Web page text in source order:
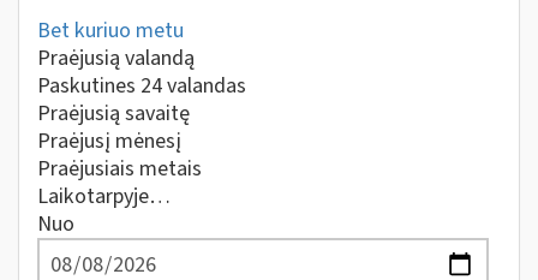
Bet kuriuo metu
Praėjusią valandą
Paskutines 24 valandas
Praėjusią savaitę
Praėjusį mėnesį
Praėjusiais metais
Laikotarpyje…
Nuo